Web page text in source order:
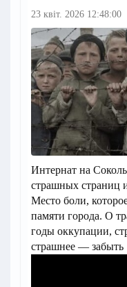
23 квіт. 2026 12:48:00
Интернат на
страшных страниц
Место боли,
памяти города. О
годы оккупации,
страшнее — забыть